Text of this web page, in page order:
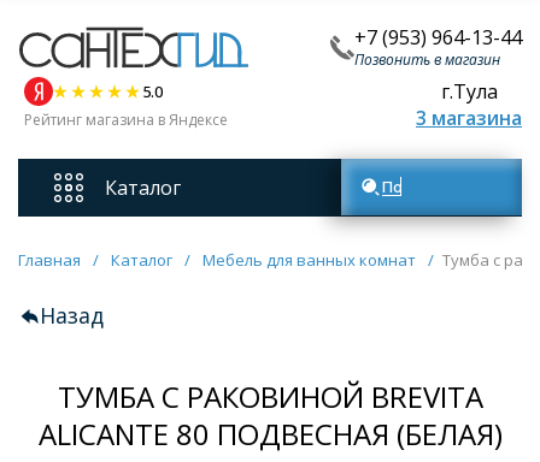
+7 (953) 964-13-44
Позвонить в магазин
5.0
Рейтинг магазина в Яндексе
г.Тула
3 магазина
Каталог
Смесители
Унитазы
Мебель для ванных комнат
Поиск товаров
Главная / Каталог / Мебель для ванных комнат / Тумба c
Назад
ТУМБА C РАКОВИНОЙ BREVITA
ALICANTE 80 ПОДВЕСНАЯ (БЕЛАЯ)